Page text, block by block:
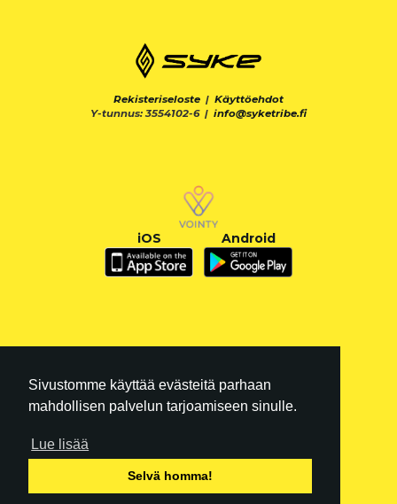
Sivustomme käyttää evästeitä parhaan
mahdollisen palvelun tarjoamiseen sinulle.
Lue lisää
Selvä homma!
Rekisteriseloste | Käyttöehdot
Y-tunnus: 3554102-6 | info@syketribe.fi
iOS Android